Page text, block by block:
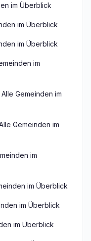
im Überblick
im Überblick
im Überblick
im
Gemeinden im
Gemeinden im
im
im Überblick
im Überblick
im Überblick